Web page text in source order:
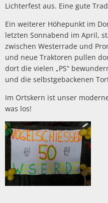
Lichterfest aus. Eine gute
Ein weiterer Höhepunkt im
letzten Sonnabend im April,
zwischen Westerrade und
und neue Traktoren pullen
dort die vielen „PS“
und die selbstgebackenen
Im Ortskern ist unser
was los!